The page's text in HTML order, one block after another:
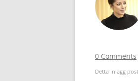
0 Comments
Detta inlägg